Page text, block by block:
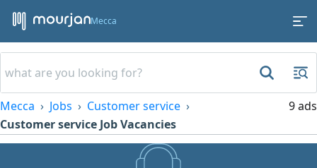
Mecca
Mecca Jobs
Customer service
Customer service Job Vacancies
9 ads